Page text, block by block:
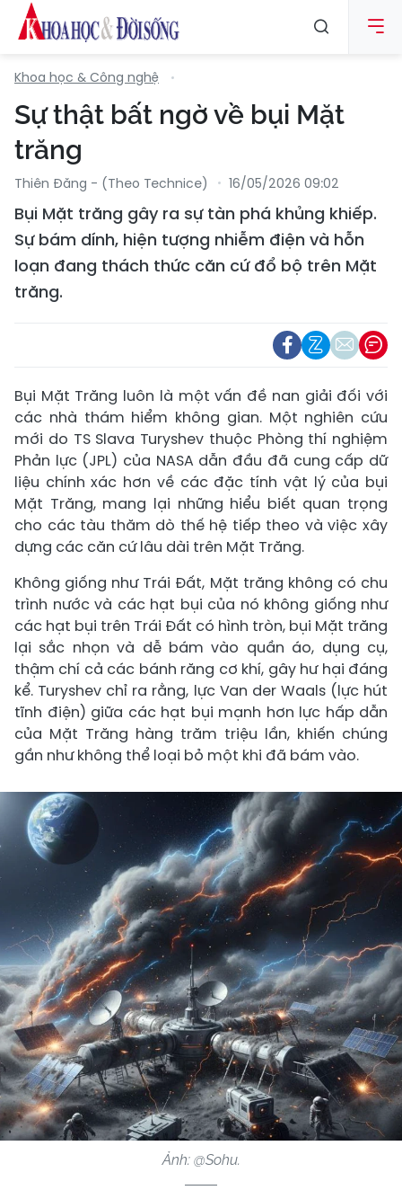
Khoa học & Công nghệ
Sự thật bất ngờ về bụi Mặt
trăng
Thiên Đăng - (Theo Technice) 16/05/2026 09:02
Bụi Mặt trăng gây ra sự tàn phá khủng khiếp.
Sự bám dính, hiện tượng nhiễm điện và hỗn
loạn đang thách thức căn cứ đổ bộ trên Mặt
trăng.
Bụi Mặt Trăng luôn là một vấn đề nan giải đối với
các nhà thám hiểm không gian. Một nghiên cứu
mới do TS Slava Turyshev thuộc Phòng thí nghiệm
Phản lực (JPL) của NASA dẫn đầu đã cung cấp dữ
liệu chính xác hơn về các đặc tính vật lý của bụi
Mặt Trăng, mang lại những hiểu biết quan trọng
cho các tàu thăm dò thế hệ tiếp theo và việc xây
dựng các căn cứ lâu dài trên Mặt Trăng.
Không giống như Trái Đất, Mặt trăng không có chu
trình nước và các hạt bụi của nó không giống như
các hạt bụi trên Trái Đất có hình tròn, bụi Mặt trăng
lại sắc nhọn và dễ bám vào quần áo, dụng cụ,
thậm chí cả các bánh răng cơ khí, gây hư hại đáng
kể. Turyshev chỉ ra rằng, lực Van der Waals (lực hút
tĩnh điện) giữa các hạt bụi mạnh hơn lực hấp dẫn
của Mặt Trăng hàng trăm triệu lần, khiến chúng
gần như không thể loại bỏ một khi đã bám vào.
Ảnh: @Sohu.